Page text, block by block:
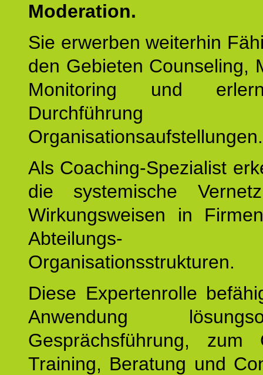
Moderation.
Sie erwerben weiterhin
den Gebieten Counseling,
Monitoring und
Organisationsaufstellungen.
Als Coaching-Spezialist
die systemische
Wirkungsweisen in
Abteilungs-
Organisationsstrukturen.
Diese Expertenrolle
Anwendung
Gesprächsführung, zum
Training, Beratung und